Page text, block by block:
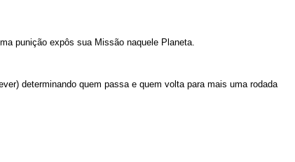
punição expôs sua Missão naquele Planeta.
determinando quem passa e quem volta para mais uma rodada